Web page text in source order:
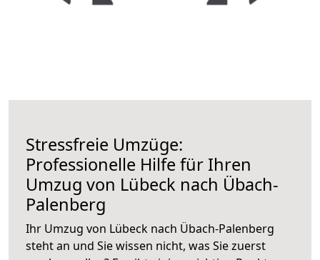
Stressfreie Umzüge:
Professionelle Hilfe für Ihren
Umzug von Lübeck nach Übach-
Palenberg
Ihr Umzug von Lübeck nach Übach-Palenberg
steht an und Sie wissen nicht, was Sie zuerst